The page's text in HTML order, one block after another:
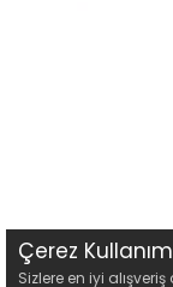
Çerez
Sizlere en iyi